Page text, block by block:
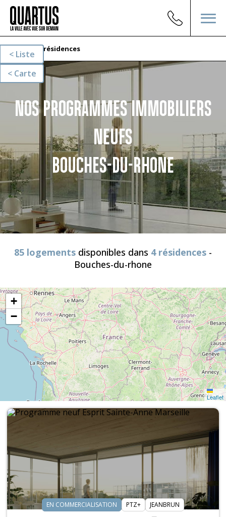
Nos résidences
NOS PROGRAMMES IMMOBILIERS
NEUFS
BOUCHES-DU-RHONE
85 logements disponibles dans 4 résidences -
Bouches-du-rhone
Liste
Carte
+
−
Leaflet
EN COMMERCIALISATION PTZ+ JEANBRUN